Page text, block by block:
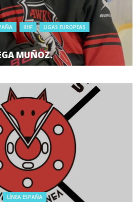
IIHF
LIGAS EUROPEAS
MUÑOZ.
LÍNEA ESPAÑA